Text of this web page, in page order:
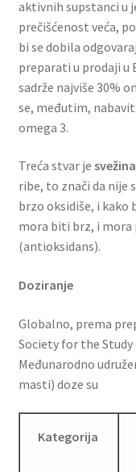
aktivnih supstanci u
prečišćenost veća,
bi se dobila
preparati u prodaji u
sadrže najviše 30%
se, međutim,
omega 3.
Treća stvar je svežina
ribe, to znači da nije
brzo oksidiše, i kako
mora biti brz, i
(antioksidans).
Doziranje
Globalno, prema
Society for the Study
Međunarodno
masti) doze su
Kategorija